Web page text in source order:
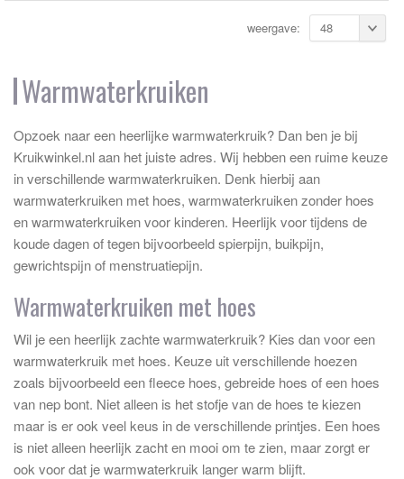
weergave: 48
Warmwaterkruiken
Opzoek naar een heerlijke warmwaterkruik? Dan ben je bij
Kruikwinkel.nl aan het juiste adres. Wij hebben een ruime keuze
in verschillende warmwaterkruiken. Denk hierbij aan
warmwaterkruiken met hoes, warmwaterkruiken zonder hoes
en warmwaterkruiken voor kinderen. Heerlijk voor tijdens de
koude dagen of tegen bijvoorbeeld spierpijn, buikpijn,
gewrichtspijn of menstruatiepijn.
Warmwaterkruiken met hoes
Wil je een heerlijk zachte warmwaterkruik? Kies dan voor een
warmwaterkruik met hoes. Keuze uit verschillende hoezen
zoals bijvoorbeeld een fleece hoes, gebreide hoes of een hoes
van nep bont. Niet alleen is het stofje van de hoes te kiezen
maar is er ook veel keus in de verschillende printjes. Een hoes
is niet alleen heerlijk zacht en mooi om te zien, maar zorgt er
ook voor dat je warmwaterkruik langer warm blijft.